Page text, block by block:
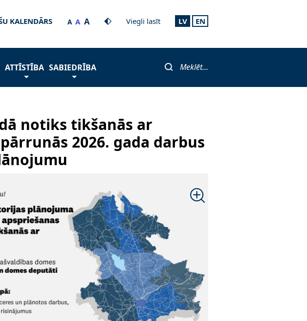
KALENDĀRS A A A Viegli lasīt LV EN
ATTĪSTĪBA SABIEDRĪBA Meklēt...
notiks tikšanās ar
2026. gada darbus